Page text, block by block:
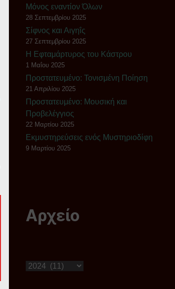
Μόνος εναντίον Όλων
28 Σεπτεμβρίου 2025
Σίφνος και Αιγηΐς
27 Σεπτεμβρίου 2025
Η Εφταμάρτυρος του Κάστρου
1 Μαΐου 2025
Πρoστατευμένο: Τονισμένη Ποίηση
21 Απριλίου 2025
Πρoστατευμένο: Μουσική και
Προβελέγγιος
22 Μαρτίου 2025
Εκμυστηρεύσεις ενός Μυστηριοδίφη
9 Μαρτίου 2025
Αρχείο
Ιστορικό